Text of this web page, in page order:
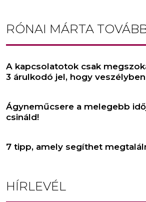
RÓNAI MÁRTA
A kapcsolatotok csak
3 árulkodó jel, hogy
Ágyneműcsere a melegebb
csináld!
7 tipp, amely segíthet
HÍRLEVÉL